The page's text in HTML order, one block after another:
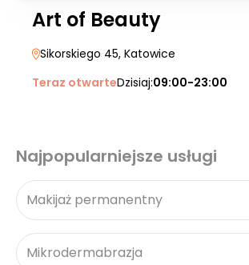
Art of Beauty
Sikorskiego 45, Katowice
Teraz otwarteDzisiaj:09:00-23:00
Najpopularniejsze usługi
Makijaż permanentny
Mikrodermabrazja